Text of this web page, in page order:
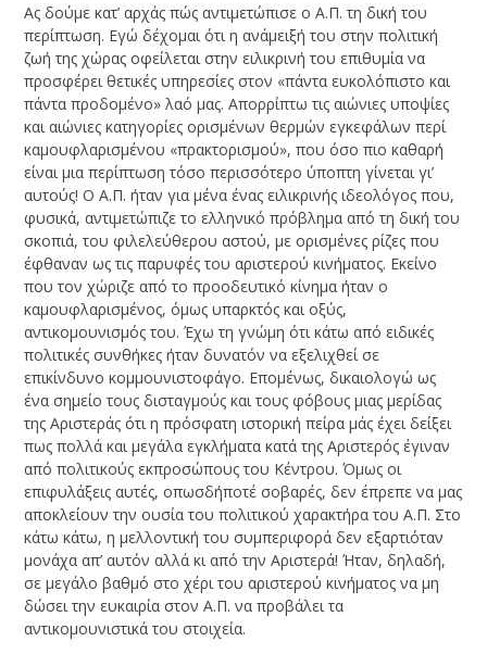
Ας δούμε κατ’ αρχάς πώς αντιμετώπισε ο Α.Π. τη δική του
περίπτωση. Εγώ δέχομαι ότι η ανάμειξή του στην πολιτική
ζωή της χώρας οφείλεται στην ειλικρινή του επιθυμία να
προσφέρει θετικές υπηρεσίες στον «πάντα ευκολόπιστο και
πάντα προδομένο» λαό μας. Απορρίπτω τις αιώνιες υποψίες
και αιώνιες κατηγορίες ορισμένων θερμών εγκεφάλων περί
καμουφλαρισμένου «πρακτορισμού», που όσο πιο καθαρή
είναι μια περίπτωση τόσο περισσότερο ύποπτη γίνεται γι’
αυτούς! Ο Α.Π. ήταν για μένα ένας ειλικρινής ιδεολόγος που,
φυσικά, αντιμετώπιζε το ελληνικό πρόβλημα από τη δική του
σκοπιά, του φιλελεύθερου αστού, με ορισμένες ρίζες που
έφθαναν ως τις παρυφές του αριστερού κινήματος. Εκείνο
που τον χώριζε από το προοδευτικό κίνημα ήταν ο
καμουφλαρισμένος, όμως υπαρκτός και οξύς,
αντικομουνισμός του. Έχω τη γνώμη ότι κάτω από ειδικές
πολιτικές συνθήκες ήταν δυνατόν να εξελιχθεί σε
επικίνδυνο κομμουνιστοφάγο. Επομένως, δικαιολογώ ως
ένα σημείο τους δισταγμούς και τους φόβους μιας μερίδας
της Αριστεράς ότι η πρόσφατη ιστορική πείρα μάς έχει δείξει
πως πολλά και μεγάλα εγκλήματα κατά της Αριστερός έγιναν
από πολιτικούς εκπροσώπους του Κέντρου. Όμως οι
επιφυλάξεις αυτές, οπωσδήποτέ σοβαρές, δεν έπρεπε να μας
αποκλείουν την ουσία του πολιτικού χαρακτήρα του Α.Π. Στο
κάτω κάτω, η μελλοντική του συμπεριφορά δεν εξαρτιόταν
μονάχα απ’ αυτόν αλλά κι από την Αριστερά! Ήταν, δηλαδή,
σε μεγάλο βαθμό στο χέρι του αριστερού κινήματος να μη
δώσει την ευκαιρία στον Α.Π. να προβάλει τα
αντικομουνιστικά του στοιχεία.